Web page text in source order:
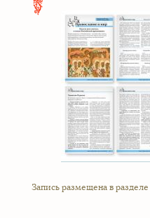
Запись размещена в разделе